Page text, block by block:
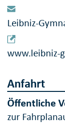
Leibniz-
www.leibniz-
Anfahrt
Öffentliche
zur